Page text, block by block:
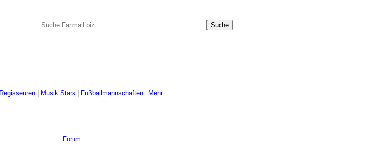
Regisseuren Musik Stars Fußballmannschaften Mehr...
Forum